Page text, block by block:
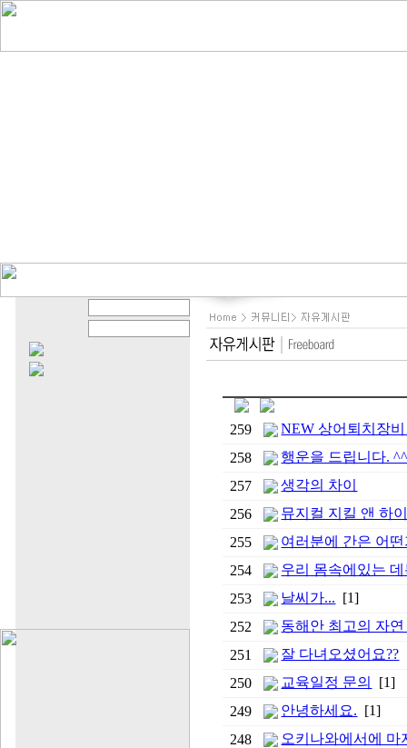
259
NEW 상어퇴치장
258
행운을 드립니다.
257
생각의 차이
256
뮤지컬 지킬 앤 하
255
여러분에 간은 어떤
254
우리 몸속에있는
253
날씨가... [1]
252
동해안 최고의 자
251
잘 다녀오셨어요??
250
교육일정 문의
[1]
249
안녕하세요. [1]
248
오키나와에서에